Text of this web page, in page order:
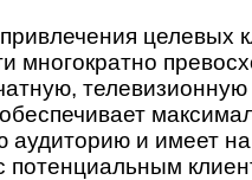
целевых
многократно
аудиторию и имеет
потенциальным